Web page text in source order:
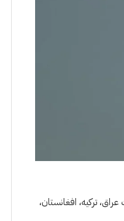
ترکیه، افغانستان،